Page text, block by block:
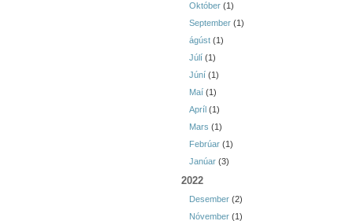
Október (1)
September (1)
ágúst (1)
Júlí (1)
Júní (1)
Maí (1)
Apríl (1)
Mars (1)
Febrúar (1)
Janúar (3)
2022
Desember (2)
Nóvember (1)